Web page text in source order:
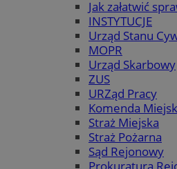
Jak załatwić
INSTYTUCJE
Urząd Stanu
MOPR
Urząd Skarbowy
ZUS
URZąd Pracy
Komenda
Straż Miejska
Straż Pożarna
Sąd Rejonowy